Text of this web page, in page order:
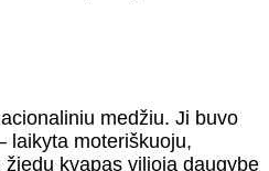
medžiu. Ji buvo
laikyta moteriškuoju,
kvapas vilioja daugybę